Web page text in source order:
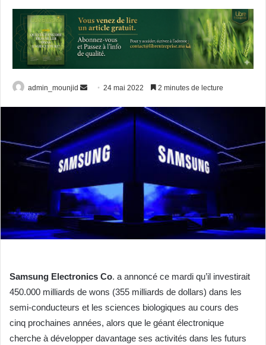
admin_mounjid
Envoyer
courriel
24 mai 2022 2 minutes de lecture
Samsung Electronics Co. a annoncé ce mardi qu’il investirait
450.000 milliards de wons (355 milliards de dollars) dans les
semi-conducteurs et les sciences biologiques au cours des
cinq prochaines années, alors que le géant électronique
cherche à développer davantage ses activités dans les futurs